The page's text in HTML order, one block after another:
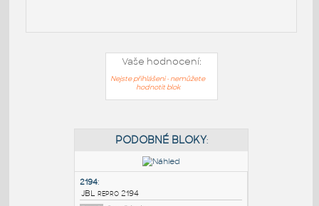
Vaše hodnocení:
Nejste přihlášeni - nemůžete
hodnotit blok